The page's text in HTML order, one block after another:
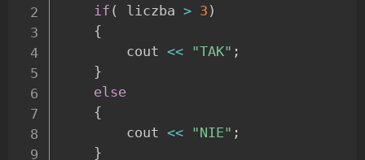
if ( liczba > 3 )
{
		cout
<< "TAK" ;
}
else
{
		cout
<< "NIE" ;
}